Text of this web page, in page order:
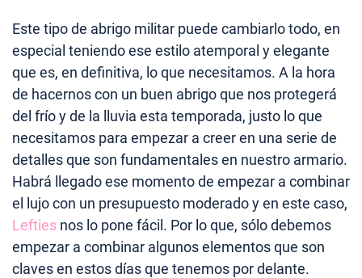
Este tipo de abrigo militar puede cambiarlo todo, en
especial teniendo ese estilo atemporal y elegante
que es, en definitiva, lo que necesitamos. A la hora
de hacernos con un buen abrigo que nos protegerá
del frío y de la lluvia esta temporada, justo lo que
necesitamos para empezar a creer en una serie de
detalles que son fundamentales en nuestro armario.
Habrá llegado ese momento de empezar a combinar
el lujo con un presupuesto moderado y en este caso,
Lefties nos lo pone fácil. Por lo que, sólo debemos
empezar a combinar algunos elementos que son
claves en estos días que tenemos por delante.